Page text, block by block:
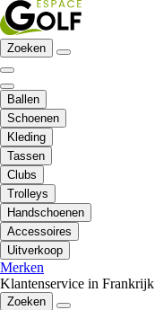
Zoeken
Ballen
Schoenen
Kleding
Tassen
Clubs
Trolleys
Handschoenen
Accessoires
Uitverkoop
Merken
Klantenservice in Frankrijk
Zoeken